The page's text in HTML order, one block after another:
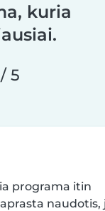
kuria
5
programa itin
naudotis,